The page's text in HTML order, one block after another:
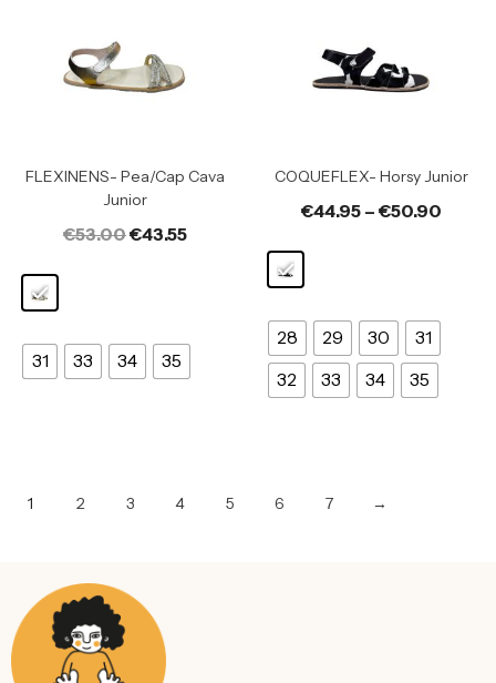
FLEXINENS- Pea/cap Cava
Junior
€53.00€43.55
31 33 34 35
COQUEFLEX- Horsy Junior
€44.95– €50.90
28 29 30
31
32
33 34 35
1 2 3 4 5 6 7 →